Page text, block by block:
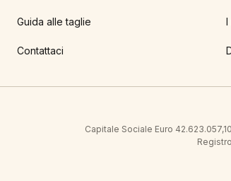
Guida alle taglie
Contattaci
I
Capitale Sociale Euro